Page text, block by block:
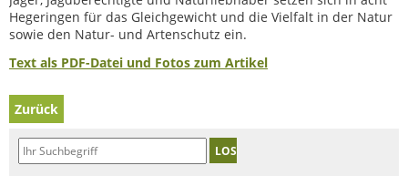
Hegeringen für das Gleichgewicht und die Vielfalt in der Natur
sowie den Natur- und Artenschutz ein.
Text als PDF-Datei und Fotos zum Artikel
Zurück
LOS